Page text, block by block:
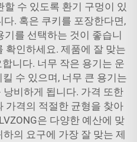
수 있도록 환기 구멍이 있
. 혹은 쿠키를 포장한다면,
를 선택하는 것이 좋습니
확인하세요. 제품에 잘 맞는
니다. 너무 작은 용기는 운
수 있으며, 너무 큰 용기는
비하게 됩니다. 가격 또한
가격의 적절한 균형을 찾아
은 다양한 예산에 맞
의 요구에 가장 잘 맞는 제